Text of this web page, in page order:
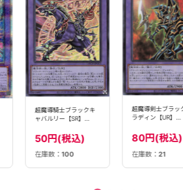
超魔導騎士ブラックキ
ャバルリー【SR】
50円(税込)
在庫数：100
超魔導剣士ブラッ
ラディン【UR】
80円(税込)
在庫数： 21